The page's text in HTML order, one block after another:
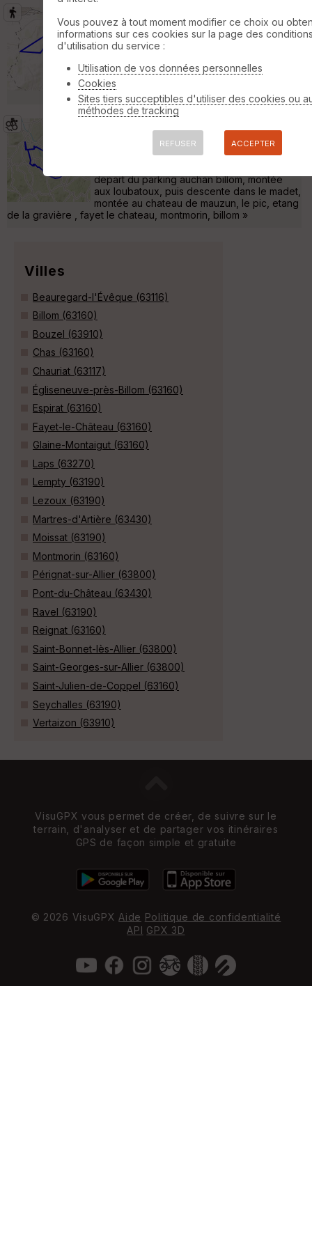
Autour de vertaizon Vertaizon
Randonnée Pédestre 7 km 200 m
Vertaizon, passant par l'ancienne et la
nouvelle église tout en profitant du paysage
qu'offre cette partie du département. »
depaert auchan billom-mauzun-fayet
Saint-Julien-de-Coppel
depart du parking auchan billom, montée
aux loubatoux, puis descente dans le madet,
montée au chateau de mauzun, le pic, etang
de la gravière , fayet le chateau, montmorin, billom »
Villes
Beauregard-l'Évêque (63116)
Billom (63160)
Bouzel (63910)
Chas (63160)
Chauriat (63117)
Égliseneuve-près-Billom (63160)
Espirat (63160)
Fayet-le-Château (63160)
Glaine-Montaigut (63160)
Laps (63270)
Lempty (63190)
Lezoux (63190)
Martres-d'Artière (63430)
Moissat (63190)
Montmorin (63160)
Pérignat-sur-Allier (63800)
Pont-du-Château (63430)
Ravel (63190)
Reignat (63160)
Saint-Bonnet-lès-Allier (63800)
Saint-Georges-sur-Allier (63800)
Saint-Julien-de-Coppel (63160)
Seychalles (63190)
Vertaizon (63910)
VisuGPX vous permet de créer, de suivre sur le
terrain, d'analyser et de partager vos itinéraires
GPS de façon simple et gratuite
© 2026 VisuGPX Aide Politique de confidentialité
API GPX 3D
Vous pouvez à tout moment modifier ce choix ou
informations sur ces cookies sur la page des
d'utilisation du service :
Utilisation de vos données personnelles
Cookies
Sites tiers succeptibles d'utiliser des cookies ou
méthodes de tracking
REFUSER ACCEPTER